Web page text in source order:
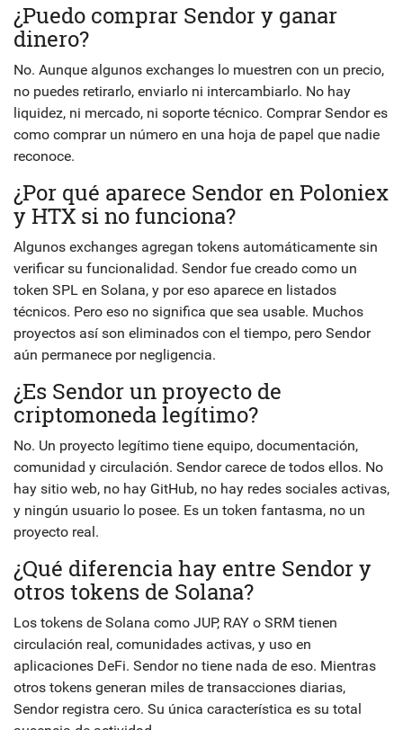
¿Puedo comprar Sendor y ganar
dinero?
No. Aunque algunos exchanges lo muestren con un precio,
no puedes retirarlo, enviarlo ni intercambiarlo. No hay
liquidez, ni mercado, ni soporte técnico. Comprar Sendor es
como comprar un número en una hoja de papel que nadie
reconoce.
¿Por qué aparece Sendor en Poloniex
y HTX si no funciona?
Algunos exchanges agregan tokens automáticamente sin
verificar su funcionalidad. Sendor fue creado como un
token SPL en Solana, y por eso aparece en listados
técnicos. Pero eso no significa que sea usable. Muchos
proyectos así son eliminados con el tiempo, pero Sendor
aún permanece por negligencia.
¿Es Sendor un proyecto de
criptomoneda legítimo?
No. Un proyecto legítimo tiene equipo, documentación,
comunidad y circulación. Sendor carece de todos ellos. No
hay sitio web, no hay GitHub, no hay redes sociales activas,
y ningún usuario lo posee. Es un token fantasma, no un
proyecto real.
¿Qué diferencia hay entre Sendor y
otros tokens de Solana?
Los tokens de Solana como JUP, RAY o SRM tienen
circulación real, comunidades activas, y uso en
aplicaciones DeFi. Sendor no tiene nada de eso. Mientras
otros tokens generan miles de transacciones diarias,
Sendor registra cero. Su única característica es su total